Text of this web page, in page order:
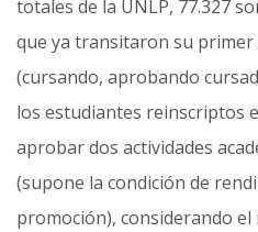
totales de la UNLP, 77.327
que ya transitaron su primer
(cursando, aproban­do
los estudiantes reinscriptos
aprobar dos actividades
(supone la condición de
promoción), considerando